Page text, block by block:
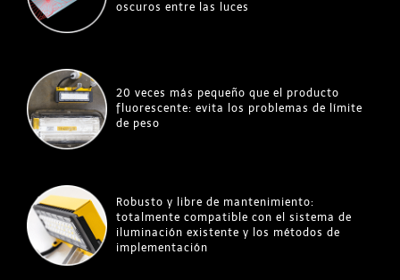
oscuros entre las luces
20 veces más pequeño que el producto
fluorescente: evita los problemas de límite
de peso
Robusto y libre de mantenimiento:
totalmente compatible con el sistema de
iluminación existente y los métodos de
implementación